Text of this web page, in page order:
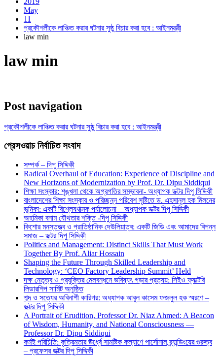
May
11
প্রকৌশলীকে লাঞ্চিত করার ঘটনার সুষ্ঠু বিচার করা হবে : আইনমন্ত্রী
law min
law min
Post navigation
প্রকৌশলীকে লাঞ্চিত করার ঘটনার সুষ্ঠু বিচার করা হবে : আইনমন্ত্রী
প্রেসওয়াচ নির্বাচিত সংবাদ
সম্পর্ক – দিপু সিদ্দিকী
Radical Overhaul of Education: Experience of Discipline and
New Horizons of Modernization by Prof. Dr. Dipu Siddiqui
শিক্ষা সংস্কার: শৃঙ্খলা থেকে অগ্রগতির সম্ভাবনা- অধ্যাপক ডক্টর দিপু সিদ্দিকী
বাংলাদেশের শিক্ষা সংস্কার ও পরিচ্ছন্ন পরিবেশ সৃষ্টিতে ড. এহসানুল হক মিলনের
ভূমিকা: একটি বিশ্লেষণাত্মক পর্যালোচনা – অধ্যাপক ডক্টর দিপু সিদ্দিকী
অহমিকা বনাম যৌথতার শক্তি -দিপু সিদ্দিকী
কিশোর মনস্তত্ত্ব ও প্রাতিষ্ঠানিক দেউলিয়াত্ব: একটি জিডি এবং আমাদের বিপন্ন
সমাজ – ডক্টর দিপু সিদ্দিকী
Politics and Management: Distinct Skills That Must Work
Together By Prof. Aliar Hossain
Shaping the Future Through Skilled Leadership and
Technology: ‘CEO Factory Leadership Summit’ Held
দক্ষ নেতৃত্ব ও প্রযুক্তির মেলবন্ধনে ভবিষ্যৎ গড়ার প্রত্যয়: সিইও ফ্যাক্টরি
লিডারশিপ সামিট অনুষ্ঠিত
শব্দ ও সত্যের অবিনাশী কারিগর: অধ্যাপক আবুল কাসেম ফজলুল হক স্মরণে –
ডক্টর দিপু সিদ্দিকী
A Portrait of Erudition, Professor Dr. Niaz Ahmed: A Beacon
of Wisdom, Humanity, and National Consciousness —
Professor Dr. Dipu Siddiqui
কর্মই পরিচিতি: কৃত্রিমতার ঊর্ধ্বে সামষ্টিক কল্যাণে পার্সোনাল ব্র্যান্ডিংয়ের গুরুত্ব
– প্রফেসর ডক্টর দিপু সিদ্দিকী